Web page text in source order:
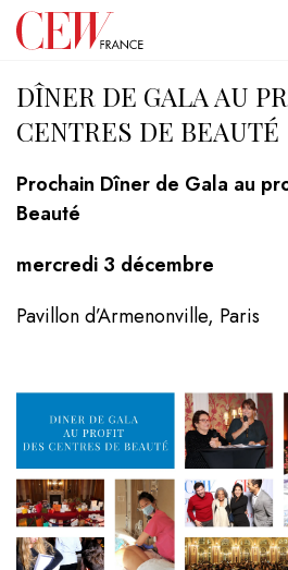
Passer au contenu
Accueil DÎNER DE GALA AU PROFIT
DÎNER DE GALA AU
CENTRES DE BEAUTÉ
Prochain Dîner de Gala au
Beauté
mercredi 3 décembre
Pavillon d’Armenonville, Paris
Panneau de gestion des cookies